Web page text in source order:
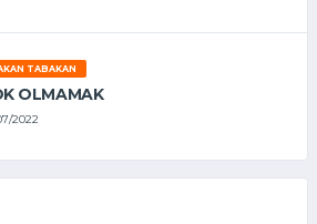
TABAKAN
OLMAMAK
2022